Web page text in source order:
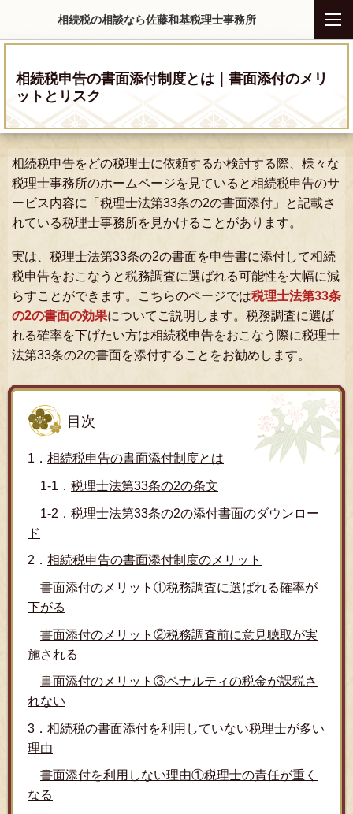
相続税の相談なら佐藤和基税理士事務所
相続税申告の書面添付制度とは｜書面添付のメリ
ットとリスク
相続税申告をどの税理士に依頼するか検討する際、様々な
税理士事務所のホームページを見ていると相続税申告のサ
ービス内容に「税理士法第33条の2の書面添付」と記載さ
れている税理士事務所を見かけることがあります。
実は、税理士法第33条の2の書面を申告書に添付して相続
税申告をおこなうと税務調査に選ばれる可能性を大幅に減
らすことができます。こちらのページでは税理士法第33条
の2の書面の効果についてご説明します。税務調査に選ば
れる確率を下げたい方は相続税申告をおこなう際に税理士
法第33条の2の書面を添付することをお勧めします。
目次
1． 相続税申告の書面添付制度とは
1-1． 税理士法第33条の2の条文
1-2． 税理士法第33条の2の添付書面のダウンロー
ド
2． 相続税申告の書面添付制度のメリット
書面添付のメリット①税務調査に選ばれる確率が
下がる
書面添付のメリット②税務調査前に意見聴取が実
施される
書面添付のメリット③ペナルティの税金が課税さ
れない
3． 相続税の書面添付を利用していない税理士が多い
理由
書面添付を利用しない理由①税理士の責任が重く
なる